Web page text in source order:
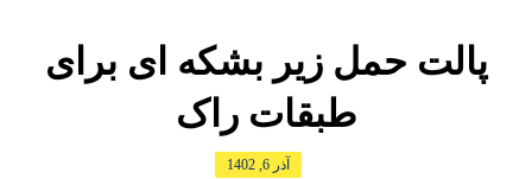
پالت حمل زیر بشکه ای برای
طبقات راک
آذر 6, 1402